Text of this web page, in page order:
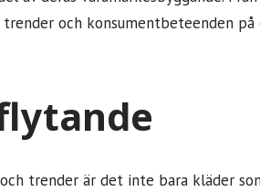
trender och konsumentbeteenden
trender är det inte bara kläder